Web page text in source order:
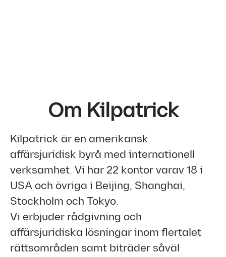
Om Kilpatrick
Kilpatrick är en amerikansk
affärsjuridisk byrå med internationell
verksamhet. Vi har 22 kontor varav 18 i
USA och övriga i Beijing, Shanghai,
Stockholm och Tokyo.
Vi erbjuder rådgivning och
affärsjuridiska lösningar inom flertalet
rättsområden samt biträder såväl